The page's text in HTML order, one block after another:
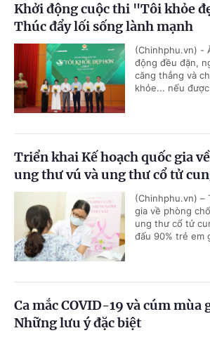
Khởi động cuộc thi "Tôi khỏe
Thúc đẩy lối sống lành mạnh
(Chinhphu.vn) -
động đều đặn,
căng thẳng và
khỏe... nếu
Triển khai Kế hoạch quốc gia
ung thư vú và ung thư cổ tử
(Chinhphu.vn) –
gia về phòng
ung thư cổ tử
đấu 90% trẻ em
Ca mắc COVID-19 và cúm mùa
Những lưu ý đặc biệt